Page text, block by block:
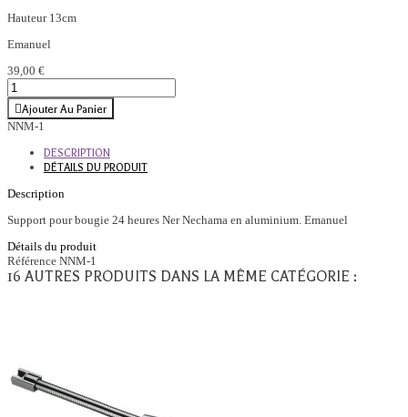
Hauteur 13cm
Emanuel
39,00 €
Ajouter Au Panier
NNM-1
DESCRIPTION
DÉTAILS DU PRODUIT
Description
Support pour bougie 24 heures Ner Nechama en aluminium. Emanuel
Détails du produit
Référence NNM-1
16 AUTRES PRODUITS DANS LA MÊME CATÉGORIE :